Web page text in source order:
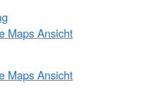
Maps Ansicht
Maps Ansicht